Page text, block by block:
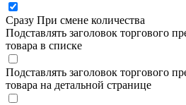
Сразу При смене количества
Подставлять заголовок торгового
товара в списке
Подставлять заголовок торгового
товара на детальной странице